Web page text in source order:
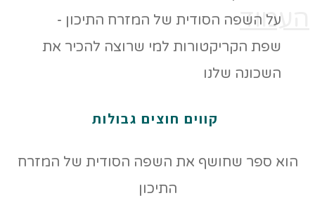
העמוד
קווים חוצים גבולות
הוא ספר שחושף את השפה הסודית של המזרח
התיכון